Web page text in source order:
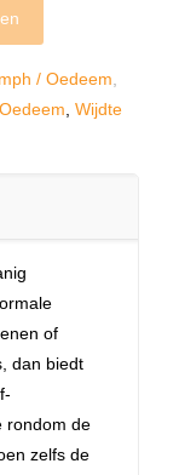
/ Oedeem
Oedeem Wijdte
of
dan biedt
rondom de
zelfs de